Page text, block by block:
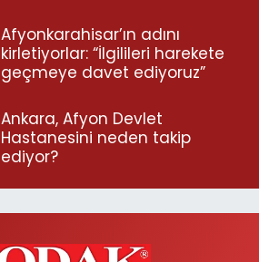
Afyonkarahisar’ın adını
kirletiyorlar: “İlgilileri harekete
geçmeye davet ediyoruz”
Ankara, Afyon Devlet
Hastanesini neden takip
ediyor?